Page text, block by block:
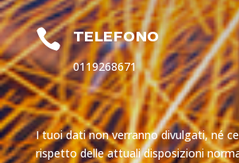
 TELEFONO
0119268671
I tuoi dati non verranno divulgati, né
rispetto delle attuali disposizioni